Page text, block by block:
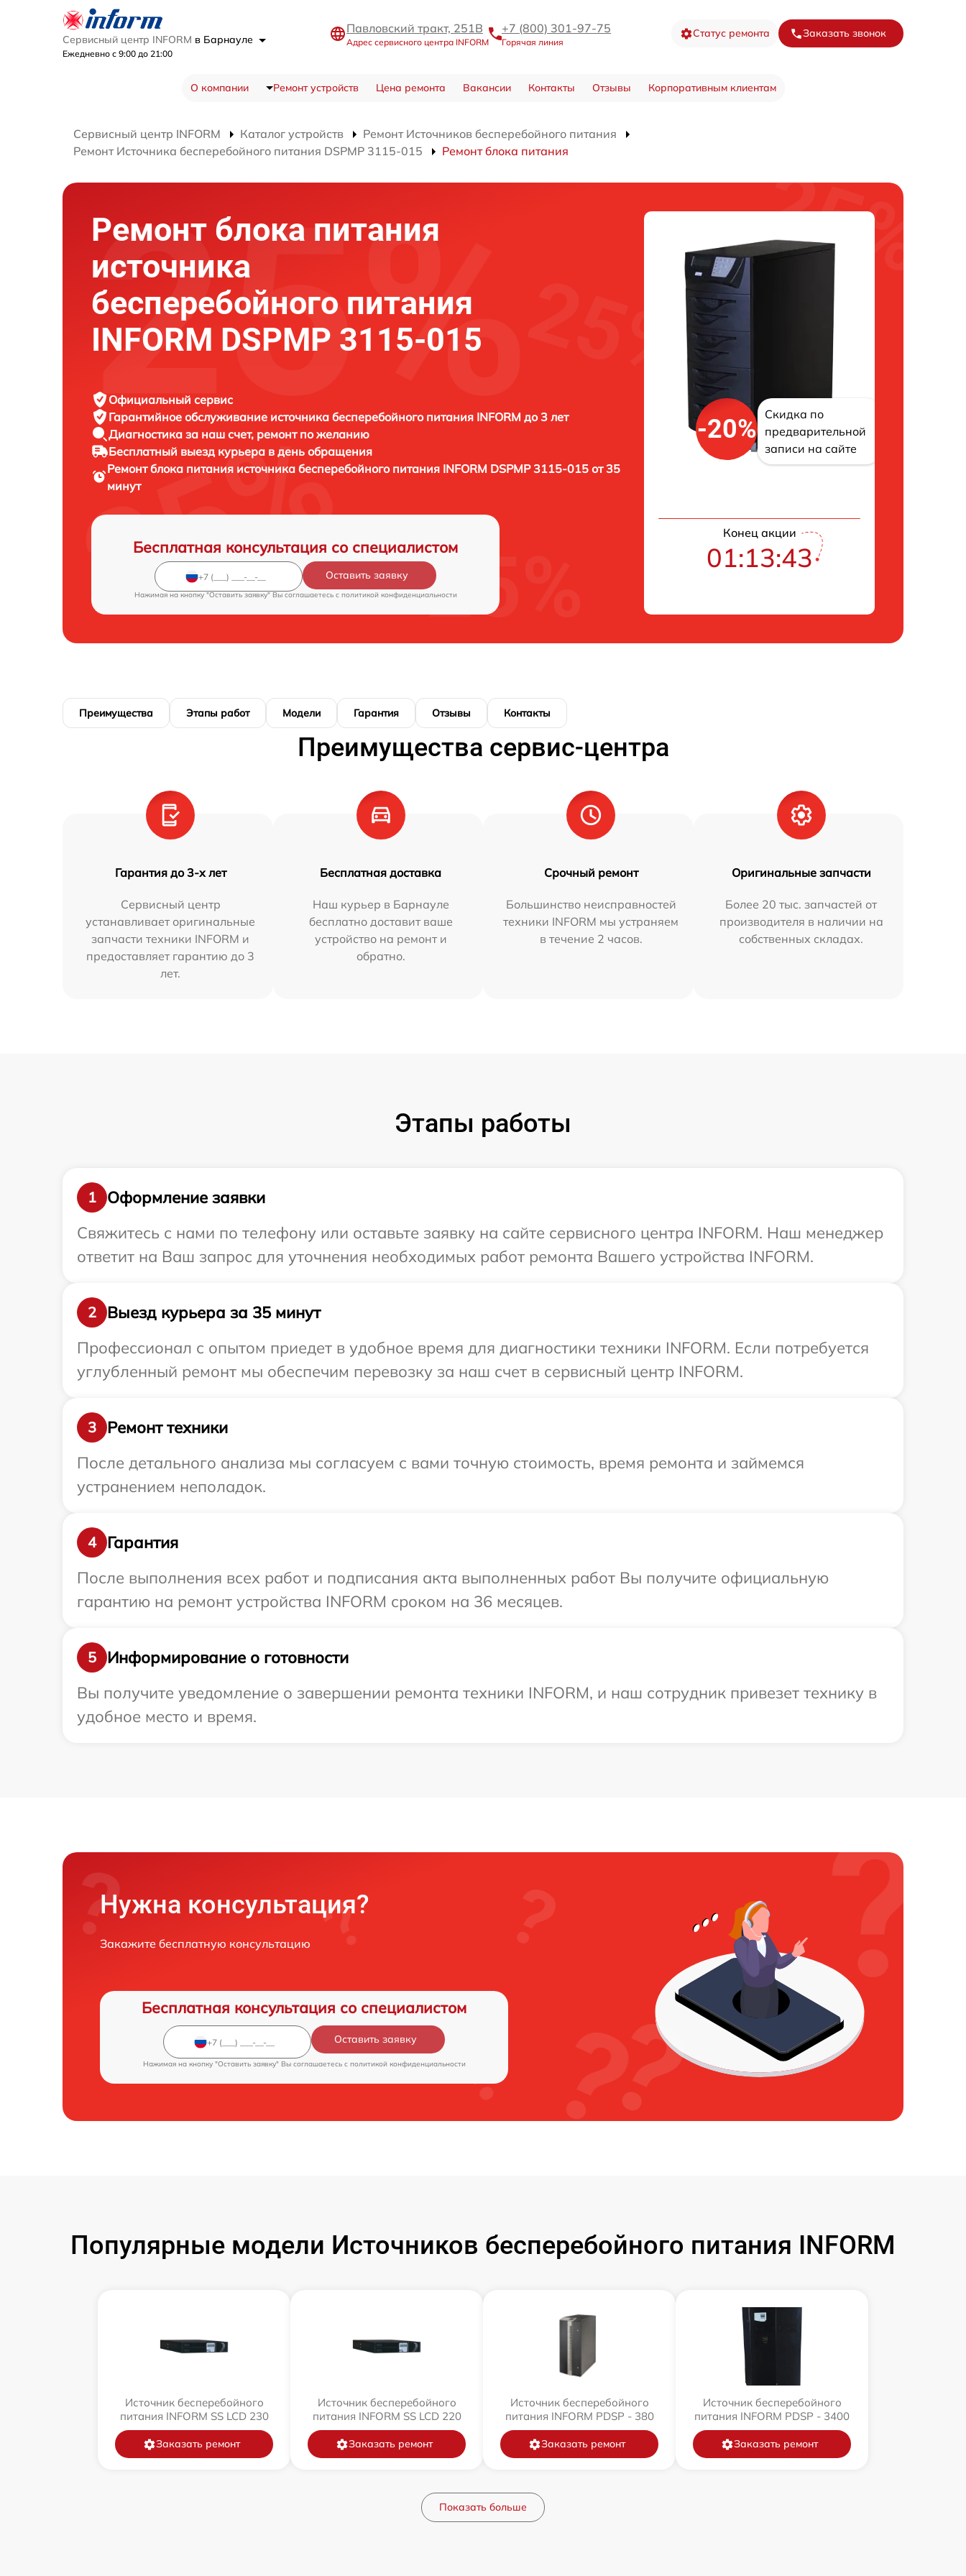
Сервисный центр INFORM в Барнауле
Ежедневно с 9:00 до 21:00
Павловский тракт, 251В
Адрес сервисного центра INFORM
+7 (800) 301-97-75
Горячая линия
Статус ремонта Заказать звонок
О компании Ремонт устройств Цена ремонта Вакансии Контакты Отзывы Корпоративным клиентам
Сервисный центр INFORM Каталог устройств
Ремонт Источников бесперебойного питания
Ремонт Источника бесперебойного питания DSPMP 3115-015
Ремонт блока питания
Ремонт блока питания
источника
бесперебойного питания
INFORM DSPMP 3115-015
Официальный сервис
Гарантийное обслуживание источника бесперебойного питания INFORM до 3 лет
Диагностика за наш счет, ремонт по желанию
Бесплатный выезд курьера в день обращения
Ремонт блока питания источника бесперебойного питания INFORM DSPMP 3115-015 от 35
минут
Бесплатная консультация со специалистом
Оставить заявку
Нажимая на кнопку "Оставить заявку" Вы соглашаетесь c политикой конфиденциальности
-20%
Скидка по
предварительной
записи на сайте
Конец акции
01:13:42
Преимущества Этапы работ Модели Гарантия Отзывы Контакты
Преимущества сервис-центра
Гарантия до 3-х лет
Сервисный центр
устанавливает оригинальные
запчасти техники INFORM и
предоставляет гарантию до 3
лет.
Бесплатная доставка
Наш курьер в Барнауле
бесплатно доставит ваше
устройство на ремонт и
обратно.
Срочный ремонт
Большинство неисправностей
техники INFORM мы устраняем
в течение 2 часов.
Оригинальные запчасти
Более 20 тыс. запчастей от
производителя в наличии на
собственных складах.
Этапы работы
1
Оформление заявки
Свяжитесь с нами по телефону или оставьте заявку на сайте сервисного центра INFORM. Наш менеджер
ответит на Ваш запрос для уточнения необходимых работ ремонта Вашего устройства INFORM.
2
Выезд курьера за 35 минут
Профессионал с опытом приедет в удобное время для диагностики техники INFORM. Если потребуется
углубленный ремонт мы обеспечим перевозку за наш счет в сервисный центр INFORM.
3
Ремонт техники
После детального анализа мы согласуем с вами точную стоимость, время ремонта и займемся
устранением неполадок.
4
Гарантия
После выполнения всех работ и подписания акта выполненных работ Вы получите официальную
гарантию на ремонт устройства INFORM сроком на 36 месяцев.
5
Информирование о готовности
Вы получите уведомление о завершении ремонта техники INFORM, и наш сотрудник привезет технику в
удобное место и время.
Нужна консультация?
Закажите бесплатную консультацию
Бесплатная консультация со специалистом
Оставить заявку
Нажимая на кнопку "Оставить заявку" Вы соглашаетесь c политикой конфиденциальности
Популярные модели Источников бесперебойного питания INFORM
Источник бесперебойного
питания INFORM SS LCD 230
Заказать ремонт
Источник бесперебойного
питания INFORM SS LCD 220
Заказать ремонт
Источник бесперебойного
питания INFORM PDSP - 380
Заказать ремонт
Источник бесперебойного
питания INFORM PDSP - 3400
Заказать ремонт
Показать больше